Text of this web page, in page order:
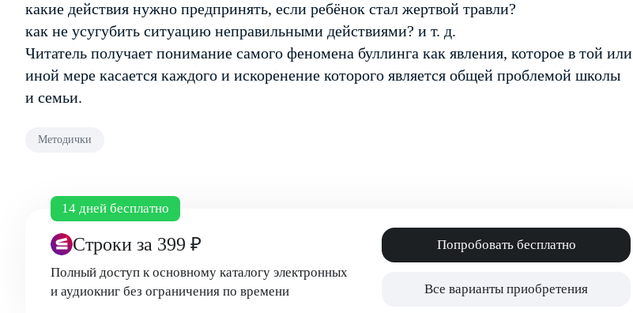
какие действия нужно предпринять, если ребёнок стал жертвой травли?
как не усугубить ситуацию неправильными действиями? и т. д.
Читатель получает понимание самого феномена буллинга как явления, которое в той или
иной мере касается каждого и искоренение которого является общей проблемой школы
и семьи.
Методички
14 дней бесплатно
Строки за 399 ₽
Полный доступ к основному каталогу электронных
и аудиокниг без ограничения по времени
Попробовать бесплатно
Все варианты приобретения